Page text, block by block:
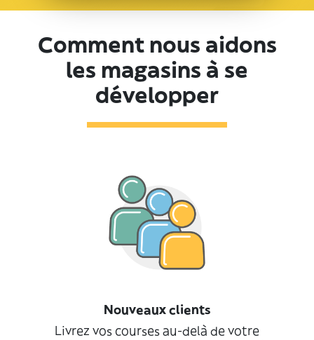
Comment nous aidons
les magasins à se
développer
Nouveaux clients
Livrez vos courses au-delà de votre